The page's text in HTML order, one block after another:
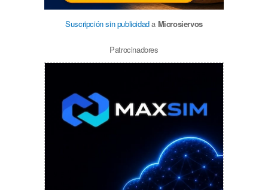
Suscripción sin publicidada Microsiervos
Patrocinadores